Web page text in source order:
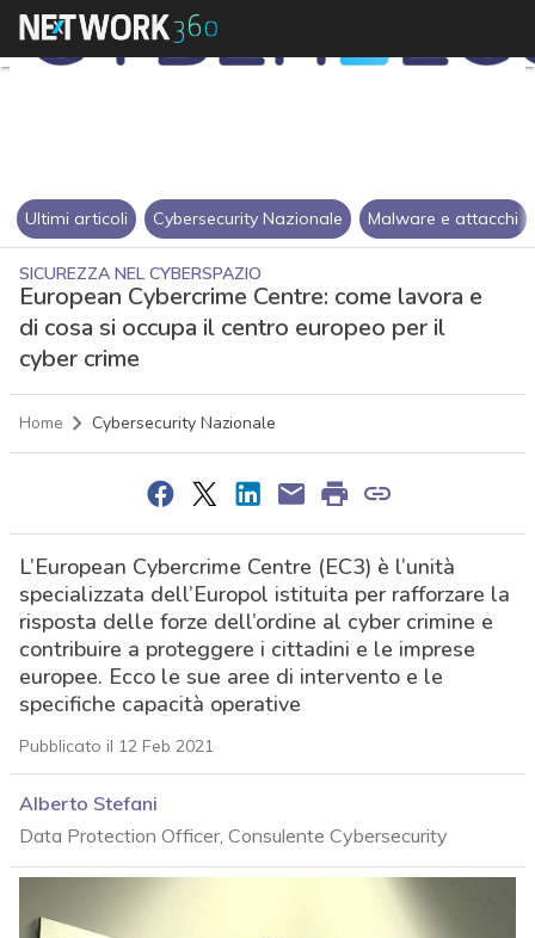
Ultimi articoli Cybersecurity Nazionale Malware e attacchi
SICUREZZA NEL CYBERSPAZIO
European Cybercrime Centre: come lavora e
di cosa si occupa il centro europeo per il
cyber crime
Home Cybersecurity Nazionale
L’European Cybercrime Centre (EC3) è l’unità
specializzata dell’Europol istituita per rafforzare la
risposta delle forze dell’ordine al cyber crimine e
contribuire a proteggere i cittadini e le imprese
europee. Ecco le sue aree di intervento e le
specifiche capacità operative
Pubblicato il 12 Feb 2021
Alberto Stefani
Data Protection Officer, Consulente Cybersecurity